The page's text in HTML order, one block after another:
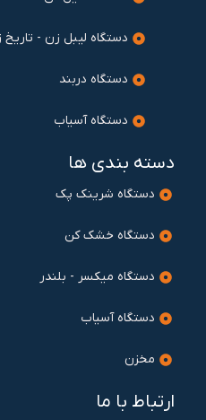
دستگاه لیبل زن -
دستگاه دربند
دستگاه آسیاب
دسته بندی ها
دستگاه شرینک پک
دستگاه خشک کن
دستگاه میکسر - بلندر
دستگاه آسیاب
مخزن
ارتباط با ما